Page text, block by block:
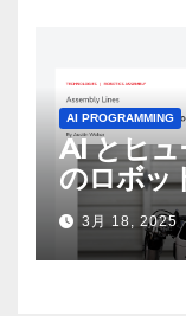
AI PROGRAMMING
AI とヒ
のロボッ
3月 18, 2025